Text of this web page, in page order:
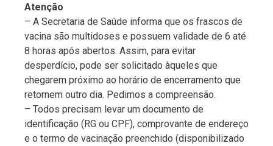
Atenção
– A Secretaria de Saúde informa que os frascos de
vacina são multidoses e possuem validade de 6 até
8 horas após abertos. Assim, para evitar
desperdício, pode ser solicitado àqueles que
chegarem próximo ao horário de encerramento que
retornem outro dia. Pedimos a compreensão.
– Todos precisam levar um documento de
identificação (RG ou CPF), comprovante de endereço
e o termo de vacinação preenchido (disponibilizado